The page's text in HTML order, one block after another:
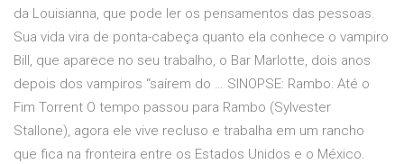
da Louisianna, que pode ler os pensamentos das pessoas.
Sua vida vira de ponta-cabeça quanto ela conhece o vampiro
Bill, que aparece no seu trabalho, o Bar Marlotte, dois anos
depois dos vampiros “saírem do … SINOPSE: Rambo: Até o
Fim Torrent O tempo passou para Rambo (Sylvester
Stallone), agora ele vive recluso e trabalha em um rancho
que fica na fronteira entre os Estados Unidos e o México.